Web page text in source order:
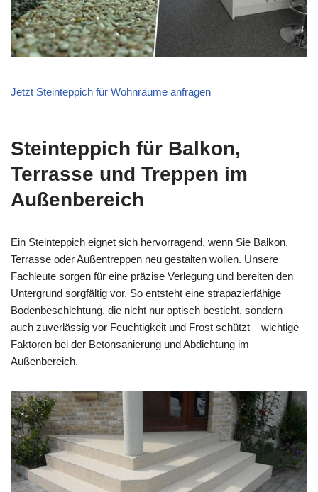
Jetzt Steinteppich für Wohnräume anfragen
Steinteppich für Balkon,
Terrasse und Treppen im
Außenbereich
Ein Steinteppich eignet sich hervorragend, wenn Sie Balkon,
Terrasse oder Außentreppen neu gestalten wollen. Unsere
Fachleute sorgen für eine präzise Verlegung und bereiten den
Untergrund sorgfältig vor. So entsteht eine strapazierfähige
Bodenbeschichtung, die nicht nur optisch besticht, sondern
auch zuverlässig vor Feuchtigkeit und Frost schützt – wichtige
Faktoren bei der Betonsanierung und Abdichtung im
Außenbereich.